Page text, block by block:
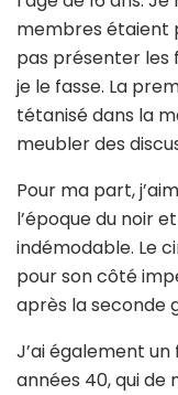
membres étaient
pas présenter les
je le fasse. La
tétanisé dans la
meubler des
Pour ma part,
l’époque du noir
indémodable. Le
pour son côté
après la seconde
J’ai également
années 40, qui de